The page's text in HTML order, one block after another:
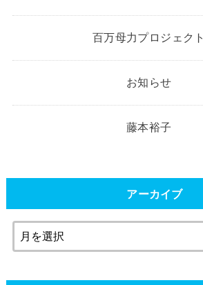
百万母力プロジェクト
お知らせ
藤本裕子
アーカイブ